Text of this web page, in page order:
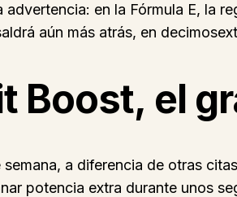
advertencia: en la Fórmula E, la
aún más atrás, en
Boost, el
semana, a diferencia de otras
potencia extra durante unos